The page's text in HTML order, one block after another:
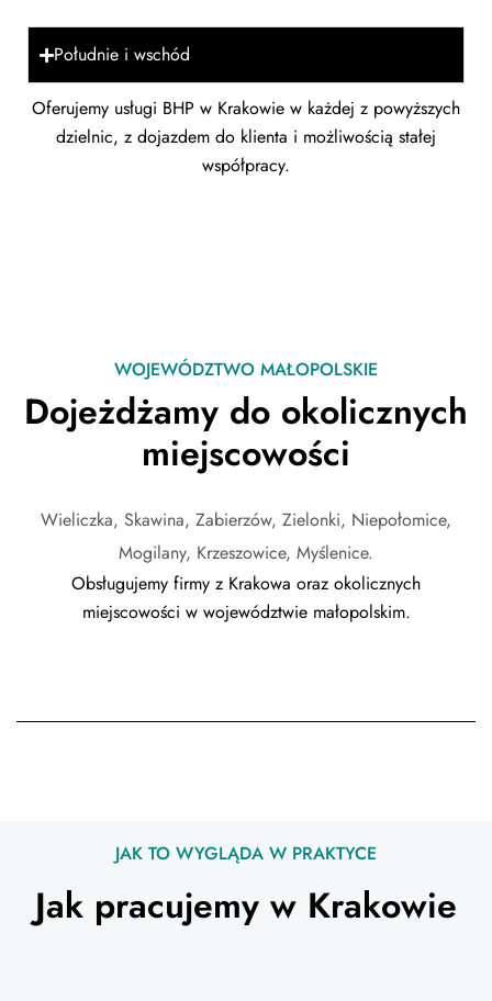
Południe i wschód
Oferujemy usługi BHP w Krakowie w każdej z powyższych
dzielnic, z dojazdem do klienta i możliwością stałej
współpracy.
WOJEWÓDZTWO MAŁOPOLSKIE
Dojeżdżamy do okolicznych
miejscowości
Wieliczka, Skawina, Zabierzów, Zielonki, Niepołomice,
Mogilany, Krzeszowice, Myślenice.
Obsługujemy firmy z Krakowa oraz okolicznych
miejscowości w województwie małopolskim.
JAK TO WYGLĄDA W PRAKTYCE
Jak pracujemy w Krakowie